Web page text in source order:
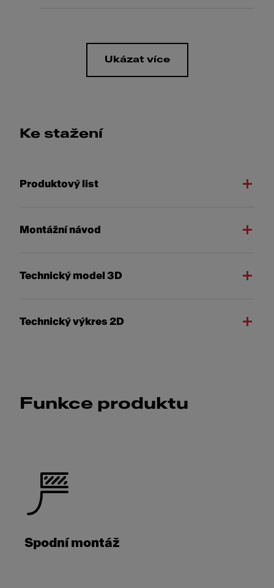
Ukázat více
Ke stažení
Produktový list
Montážní návod
Technický model 3D
Technický výkres 2D
Funkce produktu
Spodní montáž